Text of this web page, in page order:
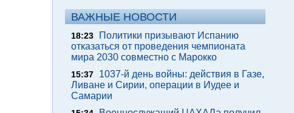
ВАЖНЫЕ НОВОСТИ
18:23
Политики призывают Испанию
отказаться от проведения чемпионата
мира 2030 совместно с Марокко
15:37
1037-й день войны: действия в Газе,
Ливане и Сирии, операции в Иудее и
Самарии